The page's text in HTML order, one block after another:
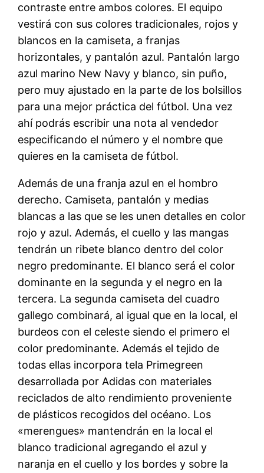
contraste entre ambos colores. El equipo
vestirá con sus colores tradicionales, rojos y
blancos en la camiseta, a franjas
horizontales, y pantalón azul. Pantalón largo
azul marino New Navy y blanco, sin puño,
pero muy ajustado en la parte de los bolsillos
para una mejor práctica del fútbol. Una vez
ahí podrás escribir una nota al vendedor
especificando el número y el nombre que
quieres en la camiseta de fútbol.
Además de una franja azul en el hombro
derecho. Camiseta, pantalón y medias
blancas a las que se les unen detalles en color
rojo y azul. Además, el cuello y las mangas
tendrán un ribete blanco dentro del color
negro predominante. El blanco será el color
dominante en la segunda y el negro en la
tercera. La segunda camiseta del cuadro
gallego combinará, al igual que en la local, el
burdeos con el celeste siendo el primero el
color predominante. Además el tejido de
todas ellas incorpora tela Primegreen
desarrollada por Adidas con materiales
reciclados de alto rendimiento proveniente
de plásticos recogidos del océano. Los
«merengues» mantendrán en la local el
blanco tradicional agregando el azul y
naranja en el cuello y los bordes y sobre la